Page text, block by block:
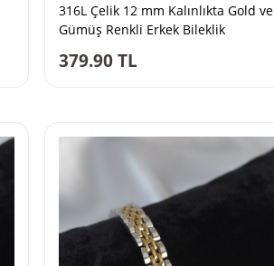
316L Çelik 12 mm Kalınlıkta Gold ve
Gümüş Renkli Erkek Bileklik
379.90TL